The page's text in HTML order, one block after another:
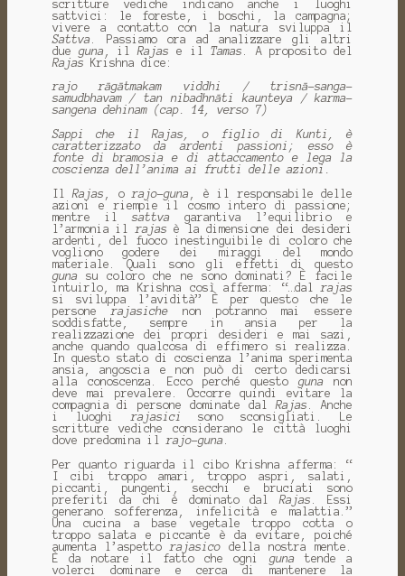
scritture vediche indicano anche i luoghi
sattvici: le foreste, i boschi, la campagna;
vivere a contatto con la natura sviluppa il
Sattva . Passiamo ora ad analizzare gli altri
due guna , ilRajas e il Tamas . A proposito del
Rajas Krishna dice:
rajo rāgātmakam viddhi / trisnā-sanga-
samudbhavam / tan nibadhnāti kaunteya / karma-
sangena dehinam (cap. 14, verso 7)
Sappi che il Rajas, o figlio di Kunti, è
caratterizzato da ardenti passioni; esso è
fonte di bramosia e di attaccamento e lega la
coscienza dell’anima ai frutti delle azioni.
IlRajas , orajo-guna , è il responsabile delle
azioni e riempie il cosmo intero di passione;
mentre ilsattvagarantiva l’equilibrio e
l’armonia il rajasè la dimensione dei desideri
ardenti, del fuoco inestinguibile di coloro che
vogliono godere dei miraggi del mondo
materiale. Quali sono gli effetti di questo
guna su coloro che ne sono dominati? È facile
intuirlo, ma Krishna così afferma: “…dalrajas
si sviluppa l’avidità” È per questo che le
persone rajasiche non potranno mai essere
soddisfatte, sempre in ansia per la
realizzazione dei propri desideri e mai sazi,
anche quando qualcosa di effimero si realizza.
In questo stato di coscienza l’anima sperimenta
ansia, angoscia e non può di certo dedicarsi
alla conoscenza. Ecco perché questoguna non
deve mai prevalere. Occorre quindi evitare la
compagnia di persone dominate dal Rajas . Anche
i luoghi rajasici
sono sconsigliati. Le
scritture vediche considerano le città luoghi
dove predomina il rajo-guna
Per quanto riguarda il cibo Krishna afferma: “
I cibi troppo amari, troppo aspri, salati,
piccanti, pungenti, secchi e bruciati sono
preferiti da chi è dominato dal Rajas . Essi
generano sofferenza, infelicità e malattia.”
Una cucina a base vegetale troppo cotta o
troppo salata e piccante è da evitare, poiché
aumenta l’aspetto rajasicodella nostra mente.
È da notare il fatto che ogni gunatende a
volerci dominare e cerca di mantenere la